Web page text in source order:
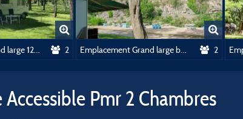
Emplacement Grand large 120-150 M2 forfait deux personnes tente ou caravane electricité comprise 2 Emplacement Grand large bord de riviere Forfait 2 personnes voiture electricité 120-150m2 2
Pmr 2 Chambres